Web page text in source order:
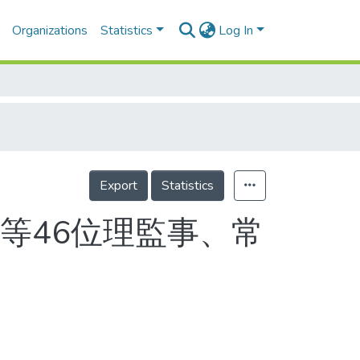
Organizations Statistics Log In
Export Statistics
46位理監事、常